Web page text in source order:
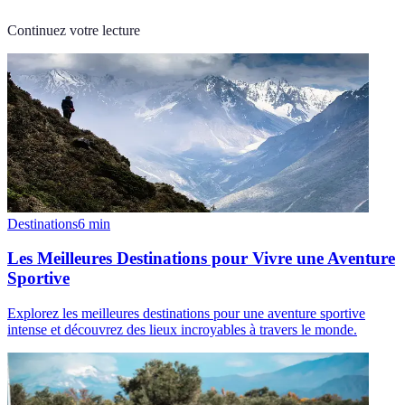
Continuez votre lecture
Destinations6 min
Les Meilleures Destinations pour Vivre une Aventure
Sportive
Explorez les meilleures destinations pour une aventure sportive
intense et découvrez des lieux incroyables à travers le monde.